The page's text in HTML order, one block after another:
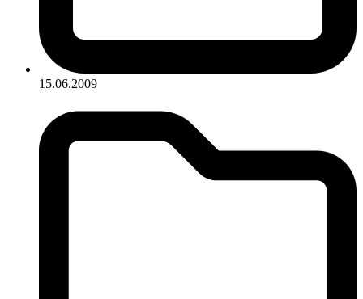
15.06.2009